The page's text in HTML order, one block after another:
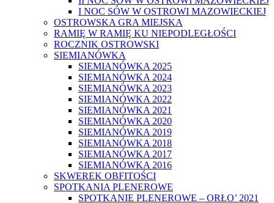
I NOC SÓW W OSTROWI MAZOWIECKIEJ
OSTROWSKA GRA MIEJSKA
RAMIĘ W RAMIĘ KU NIEPODLEGŁOŚCI
ROCZNIK OSTROWSKI
SIEMIANÓWKA
SIEMIANÓWKA 2025
SIEMIANÓWKA 2024
SIEMIANÓWKA 2023
SIEMIANÓWKA 2022
SIEMIANÓWKA 2021
SIEMIANÓWKA 2020
SIEMIANÓWKA 2019
SIEMIANÓWKA 2018
SIEMIANÓWKA 2017
SIEMIANÓWKA 2016
SKWEREK OBFITOŚCI
SPOTKANIA PLENEROWE
SPOTKANIE PLENEROWE – ORŁO’ 2021